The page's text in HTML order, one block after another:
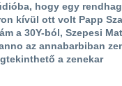
hogy egy
kívül ott volt Papp
a 30Y-ból, Szepesi
az annabarbiban
a zenekar